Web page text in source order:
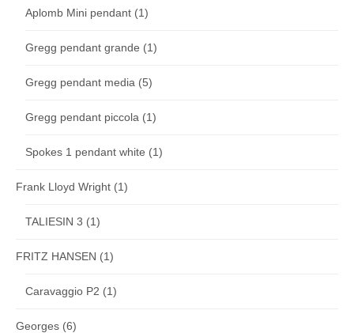
Aplomb Mini pendant (1)
Gregg pendant grande (1)
Gregg pendant media (5)
Gregg pendant piccola (1)
Spokes 1 pendant white (1)
Frank Lloyd Wright (1)
TALIESIN 3 (1)
FRITZ HANSEN (1)
Caravaggio P2 (1)
Georges (6)